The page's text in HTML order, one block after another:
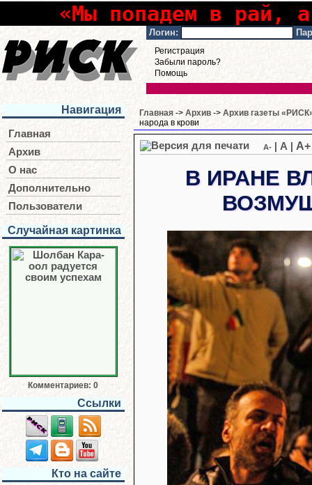
«Мы попадем в рай,
Логин:
Регистрация
Забыли пароль?
Помощь
Навигация
Главная
Архив
О нас
Дополнительно
Пользователи
Случайная картинка
Комментариев: 0
Ссылки
Кто на сайте
Главная -> Архив -> Архив газеты
народа в крови
A- A A+
В ИРАНЕ